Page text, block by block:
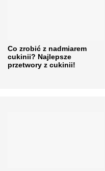
Co zrobić z nadmiarem
cukinii? Najlepsze
przetwory z cukinii!